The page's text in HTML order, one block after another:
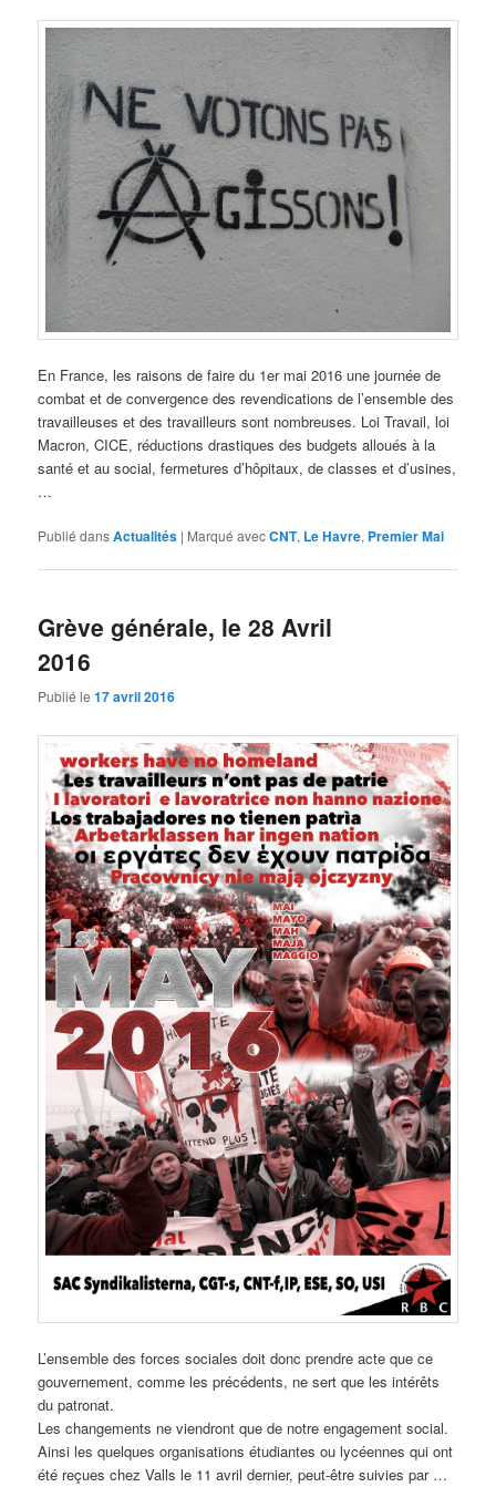
En France, les raisons de faire du 1er mai 2016 une journée de
combat et de convergence des revendications de l’ensemble des
travailleuses et des travailleurs sont nombreuses. Loi Travail, loi
Macron, CICE, réductions drastiques des budgets alloués à la
santé et au social, fermetures d’hôpitaux, de classes et d’usines,
…
Publié dansActualités | Marqué avecCNT, Le Havre, Premier Mai
Grève générale, le 28 Avril
2016
Publié le17 avril 2016
L’ensemble des forces sociales doit donc prendre acte que ce
gouvernement, comme les précédents, ne sert que les intérêts
du patronat.
Les changements ne viendront que de notre engagement social.
Ainsi les quelques organisations étudiantes ou lycéennes qui ont
été reçues chez Valls le 11 avril dernier, peut-être suivies par …